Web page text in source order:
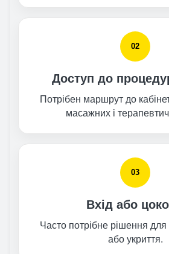
02
Доступ до
Потрібен маршрут до
масажних і
03
Вхід або
Часто потрібне рішення для
або укриття.